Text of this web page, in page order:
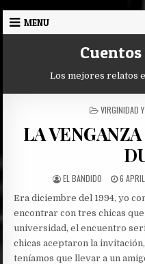
Skip
MENU
Los mejores relatos
POSTED
VIRGINIDAD
LA
AUTHOR:
EL BANDIDO 6
Era diciembre del 1994, yo
encontrar con tres chicas
universidad, el encuentro
chicas aceptaron la
teníamos que llevar a un